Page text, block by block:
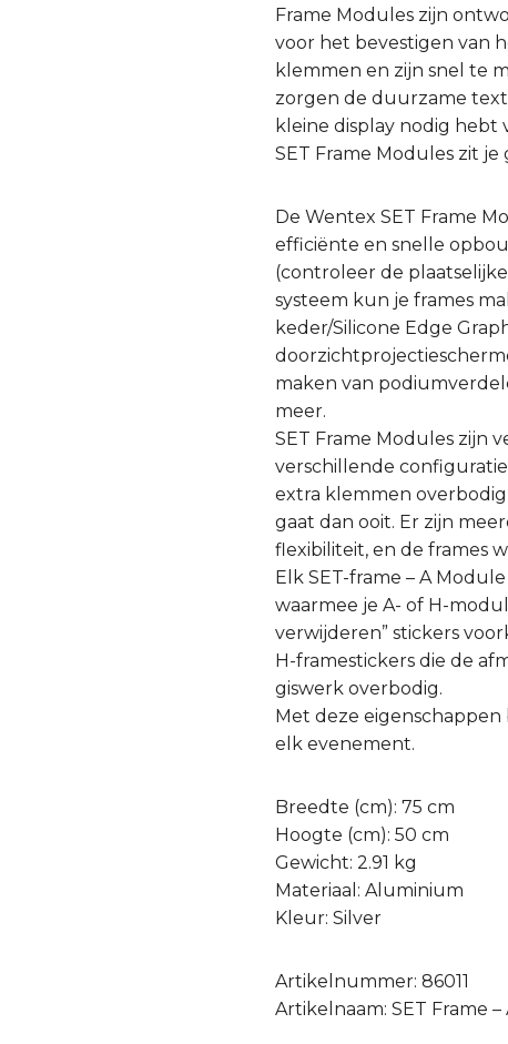
Frame Modules zijn
voor het bevestigen van
klemmen en zijn snel te
zorgen de duurzame
kleine display nodig
SET Frame Modules zit je
De Wentex SET Frame
efficiënte en snelle
(controleer de
systeem kun je frames
keder/Silicone Edge
maken van
meer.
SET Frame Modules zijn
verschillende
extra klemmen
gaat dan ooit. Er zijn
flexibiliteit, en de frames
Elk SET-frame – A
waarmee je A- of H-
verwijderen” stickers
H-framestickers die de
giswerk overbodig.
Met deze
elk evenement.
Breedte (cm): 75 cm
Hoogte (cm): 50 cm
Gewicht: 2.91 kg
Materiaal: Aluminium
Kleur: Silver
Artikelnummer: 86011
Artikelnaam: SET Frame